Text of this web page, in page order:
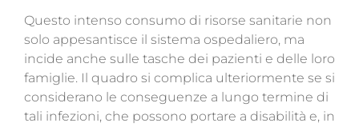
Questo intenso consumo di risorse sanitarie non
solo appesantisce il sistema ospedaliero, ma
incide anche sulle tasche dei pazienti e delle loro
famiglie. Il quadro si complica ulteriormente se si
considerano le conseguenze a lungo termine di
tali infezioni, che possono portare a disabilità e, in